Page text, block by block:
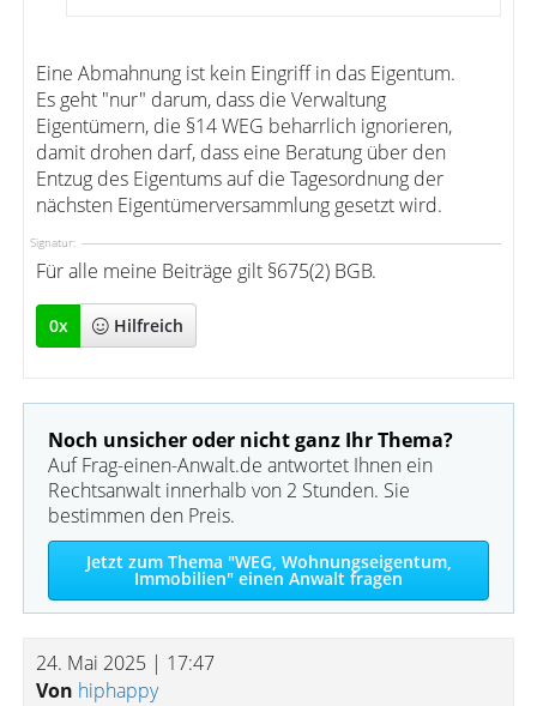
Eine Abmahnung ist kein Eingriff in das Eigentum.
Es geht "nur" darum, dass die Verwaltung
Eigentümern, die §14 WEG beharrlich ignorieren,
damit drohen darf, dass eine Beratung über den
Entzug des Eigentums auf die Tagesordnung der
nächsten Eigentümerversammlung gesetzt wird.
Signatur:
Für alle meine Beiträge gilt §675(2) BGB.
0x Hilfreich
Noch unsicher oder nicht ganz Ihr Thema?
Auf Frag-einen-Anwalt.de antwortet Ihnen ein
Rechtsanwalt innerhalb von 2 Stunden. Sie
bestimmen den Preis.
Jetzt zum Thema "WEG, Wohnungseigentum,
Immobilien" einen Anwalt fragen
24. Mai 2025 | 17:47
Von hiphappy